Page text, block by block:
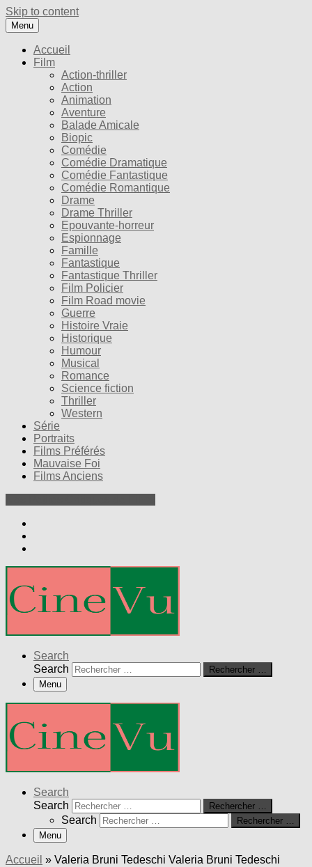
Skip to content
Menu
Accueil
Film
Action-thriller
Action
Animation
Aventure
Balade Amicale
Biopic
Comédie
Comédie Dramatique
Comédie Fantastique
Comédie Romantique
Drame
Drame Thriller
Epouvante-horreur
Espionnage
Famille
Fantastique
Fantastique Thriller
Film Policier
Film Road movie
Guerre
Histoire Vraie
Historique
Humour
Musical
Romance
Science fiction
Thriller
Western
Série
Portraits
Films Préférés
Mauvaise Foi
Films Anciens
Search
Search
Rechercher …
Menu
Search
Search
Rechercher …
Search
Rechercher …
Menu
Accueil » Valeria Bruni Tedeschi Valeria Bruni Tedeschi